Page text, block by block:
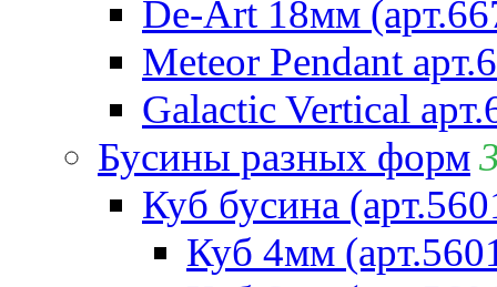
De-Art 18мм
Meteor Pendant
Galactic Vertical
Бусины разных форм
Куб бусина
Куб 4мм